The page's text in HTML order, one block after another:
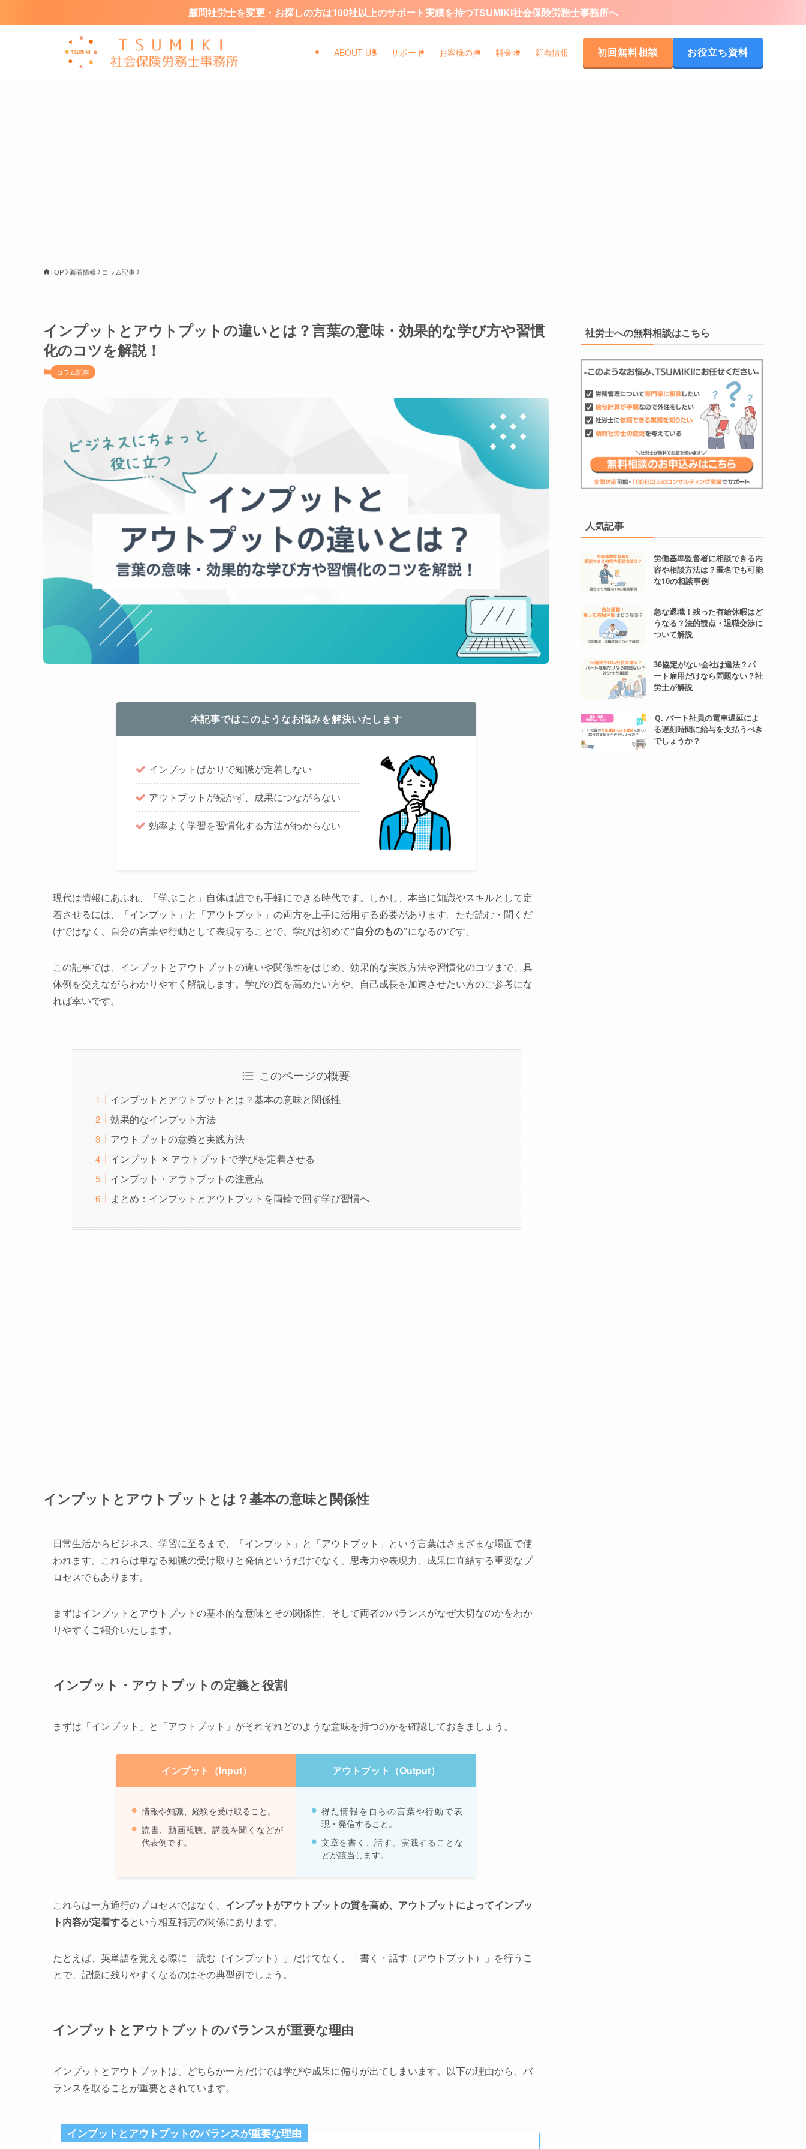
顧問社労士を変更・お探しの方は100社以上のサポート実績を持つTSUMIKI社会保険労務士事務所へ
ABOUT US サポート お客様の声 料金表 新着情報 初回無料相談 お役立ち資料
TOP 新着情報 コラム記事
インプットとアウトプットの違いとは？言葉の意味・効果的な学び方や習慣
化のコツを解説！
コラム記事
本記事ではこのようなお悩みを解決いたします
インプットばかりで知識が定着しない
アウトプットが続かず、成果につながらない
効率よく学習を習慣化する方法がわからない
現代は情報にあふれ、「学ぶこと」自体は誰でも手軽にできる時代です。しかし、本当に知識やスキルとして定
着させるには、「インプット」と「アウトプット」の両方を上手に活用する必要があります。ただ読む・聞くだ
けではなく、自分の言葉や行動として表現することで、学びは初めて“自分のもの”になるのです。
この記事では、インプットとアウトプットの違いや関係性をはじめ、効果的な実践方法や習慣化のコツまで、具
体例を交えながらわかりやすく解説します。学びの質を高めたい方や、自己成長を加速させたい方のご参考にな
れば幸いです。
このページの概要
インプットとアウトプットとは？基本の意味と関係性
効果的なインプット方法
アウトプットの意義と実践方法
インプット ✕ アウトプットで学びを定着させる
インプット・アウトプットの注意点
まとめ：インプットとアウトプットを両輪で回す学び習慣へ
インプットとアウトプットとは？基本の意味と関係性
日常生活からビジネス、学習に至るまで、「インプット」と「アウトプット」という言葉はさまざまな場面で使
われます。これらは単なる知識の受け取りと発信というだけでなく、思考力や表現力、成果に直結する重要なプ
ロセスでもあります。
まずはインプットとアウトプットの基本的な意味とその関係性、そして両者のバランスがなぜ大切なのかをわか
りやすくご紹介いたします。
インプット・アウトプットの定義と役割
まずは「インプット」と「アウトプット」がそれぞれどのような意味を持つのかを確認しておきましょう。
インプット（Input） アウトプット（Output）
情報や知識、経験を受け取ること。
読書、動画視聴、講義を聞くなどが
代表例です。
得た情報を自らの言葉や行動で表
現・発信すること。
文章を書く、話す、実践することな
どが該当します。
これらは一方通行のプロセスではなく、 インプットがアウトプットの質を高め、アウトプットによってインプッ
ト内容が定着するという相互補完の関係にあります。
たとえば、英単語を覚える際に「読む（インプット）」だけでなく、「書く・話す（アウトプット）」を行うこ
とで、記憶に残りやすくなるのはその典型例でしょう。
インプットとアウトプットのバランスが重要な理由
インプットとアウトプットは、どちらか一方だけでは学びや成果に偏りが出てしまいます。以下の理由から、バ
ランスを取ることが重要とされています。
インプットとアウトプットのバランスが重要な理由
社労士への無料相談はこちら
人気記事
労働基準監督署に相談できる内
容や相談方法は？匿名でも可能
な10の相談事例
急な退職！残った有給休暇はど
うなる？法的観点・退職交渉に
ついて解説
36協定がない会社は違法？パ
ート雇用だけなら問題ない？社
労士が解説
Ｑ. パート社員の電車遅延によ
る遅刻時間に給与を支払うべき
でしょうか？